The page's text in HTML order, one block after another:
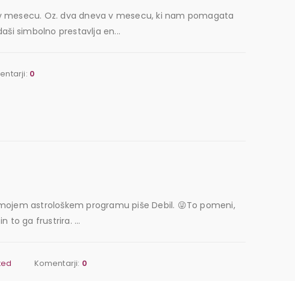
mesecu. Oz. dva dneva v mesecu, ki nam pomagata
simbolno prestavlja en...
0
astrološkem programu piše Debil. 😜To pomeni,
to ga frustrira. ...
Komentarji: 0